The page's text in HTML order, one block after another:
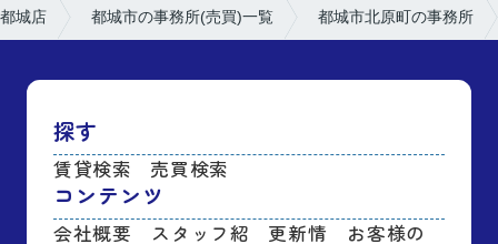
城店 都城市の事務所(売買)一覧 都城市北原町の事務所
探す
賃貸検索 売買検索
コンテンツ
会社概要 スタッフ紹 更新情 お客様の